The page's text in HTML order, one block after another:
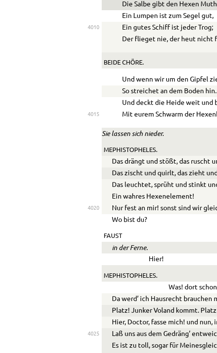
Die Salbe gibt den Hexen
Ein Lumpen ist zum Segel gut,
4010
Ein gutes Schiff ist jeder Trog;
Der flieget nie, der heut nicht
BEIDE CHÖRE.
Und wenn wir um den Gipfel
So streichet an dem Boden hin.
Und deckt die Heide weit und
4015 Mit eurem Schwarm der
Sie lassen sich nieder.
MEPHISTOPHELES.
Das drängt und stößt, das ruscht
Das zischt und quirlt, das zieht
Das leuchtet, sprüht und stinkt
Ein wahres Hexenelement!
4020
Nur fest an mir! sonst sind wir
Wo bist du?
FAUST
in der Ferne.
Hier!
MEPHISTOPHELES.
Was! dort
Da werd’ ich Hausrecht brauchen
Platz! Junker Voland kommt.
Hier, Doctor, fasse mich! und nun,
4025
Laß uns aus dem Gedräng’
Es ist zu toll, sogar für